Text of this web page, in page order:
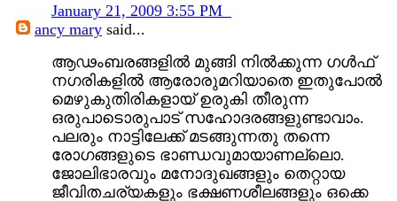
January 21, 2009 3:55 PM
ancy mary said...
ആഢംബരങ്ങളില്‍ മുങ്ങി നില്‍ക്കുന്ന ഗള്‍ഫ്
നഗരികളില്‍ ആരോരുമറിയാതെ ഇതുപോല്‍
മെഴുകുതിരികളായ് ഉരുകി തീരുന്ന
ഒരുപാടൊരുപാട് സഹോദരങ്ങളുണ്ടാവാം.
പലരും നാട്ടിലേക്ക് മടങ്ങുന്നതു തന്നെ
രോഗങ്ങളുടെ ഭാണ്ഡവുമായാണല്ലൊ.
ജോലിഭാരവും മനോദുഖങ്ങളും തെറ്റായ
ജീവിതചര്യകളും ഭക്ഷണശീലങ്ങളും ഒക്കെ